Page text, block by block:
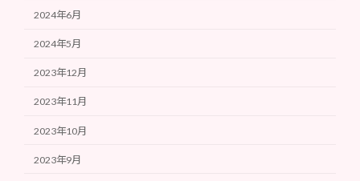
2024年6月
2024年5月
2023年12月
2023年11月
2023年10月
2023年9月